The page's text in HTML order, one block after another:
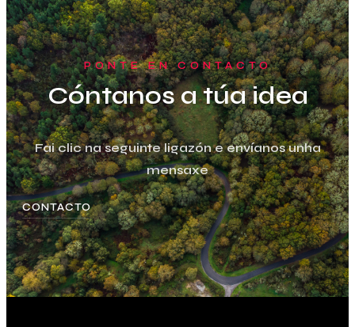
PONTE EN CONTACTO
Cóntanos a túa idea
Fai clic na seguinte ligazón e envíanos unha
mensaxe
CONTACTO